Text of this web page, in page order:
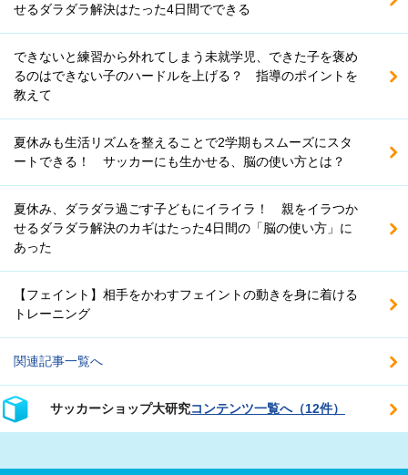
せるダラダラ解決はたった4日間でできる
できないと練習から外れてしまう未就学児、できた子を褒め
るのはできない子のハードルを上げる？ 指導のポイントを
教えて
夏休みも生活リズムを整えることで2学期もスムーズにスタ
ートできる！ サッカーにも生かせる、脳の使い方とは？
夏休み、ダラダラ過ごす子どもにイライラ！ 親をイラつか
せるダラダラ解決のカギはたった4日間の「脳の使い方」に
あった
【フェイント】相手をかわすフェイントの動きを身に着ける
トレーニング
関連記事一覧へ
サッカーショップ大研究コンテンツ一覧へ（12件）